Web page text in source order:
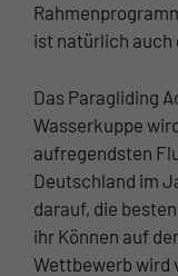
ist natürlich auch
Das Paragliding
Wasserkuppe
aufregendsten
Deutschland im
darauf, die
ihr Können auf
Wettbewerb wird